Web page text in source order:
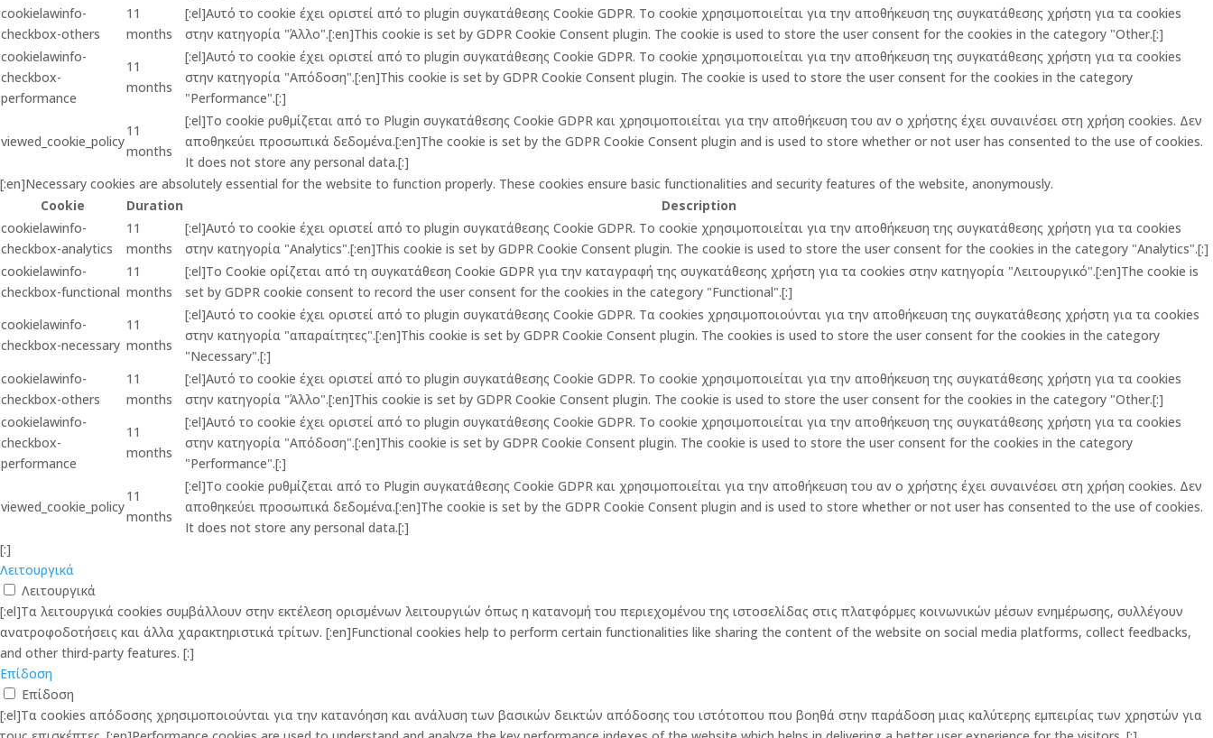
cookielawinfo-
checkbox-others
11
months
[:el]Αυτό το cookie έχει οριστεί από το plugin συγκατάθεσης Cookie GDPR. Το cookie χρησιμοποιείται για την αποθήκευση της συγκατάθεσης χρήστη για τα cookies
στην κατηγορία "Άλλο".[:en]This cookie is set by GDPR Cookie Consent plugin. The cookie is used to store the user consent for the cookies in the category "Other.[:]
cookielawinfo-
checkbox-
performance
11
months
[:el]Αυτό το cookie έχει οριστεί από το plugin συγκατάθεσης Cookie GDPR. Το cookie χρησιμοποιείται για την αποθήκευση της συγκατάθεσης χρήστη για τα cookies
στην κατηγορία "Απόδοση".[:en]This cookie is set by GDPR Cookie Consent plugin. The cookie is used to store the user consent for the cookies in the category
"Performance".[:]
viewed_cookie_policy
11
months
[:el]Το cookie ρυθμίζεται από το Plugin συγκατάθεσης Cookie GDPR και χρησιμοποιείται για την αποθήκευση του αν ο χρήστης έχει συναινέσει στη χρήση cookies. Δεν
αποθηκεύει προσωπικά δεδομένα.[:en]The cookie is set by the GDPR Cookie Consent plugin and is used to store whether or not user has consented to the use of cookies.
It does not store any personal data.[:]
[:en]Necessary cookies are absolutely essential for the website to function properly. These cookies ensure basic functionalities and security features of the website, anonymously.
Cookie
Duration
Description
cookielawinfo-
checkbox-analytics
11
months
[:el]Αυτό το cookie έχει οριστεί από το plugin συγκατάθεσης Cookie GDPR. Το cookie χρησιμοποιείται για την αποθήκευση της συγκατάθεσης χρήστη για τα cookies
στην κατηγορία "Analytics".[:en]This cookie is set by GDPR Cookie Consent plugin. The cookie is used to store the user consent for the cookies in the category "Analytics".[:]
cookielawinfo-
checkbox-functional
11
months
[:el]Το Cookie ορίζεται από τη συγκατάθεση Cookie GDPR για την καταγραφή της συγκατάθεσης χρήστη για τα cookies στην κατηγορία "Λειτουργικό".[:en]The cookie is
set by GDPR cookie consent to record the user consent for the cookies in the category "Functional".[:]
cookielawinfo-
checkbox-necessary
11
months
[:el]Αυτό το cookie έχει οριστεί από το plugin συγκατάθεσης Cookie GDPR. Τα cookies χρησιμοποιούνται για την αποθήκευση της συγκατάθεσης χρήστη για τα cookies
στην κατηγορία "απαραίτητες".[:en]This cookie is set by GDPR Cookie Consent plugin. The cookies is used to store the user consent for the cookies in the category
"Necessary".[:]
cookielawinfo-
checkbox-others
11
months
[:el]Αυτό το cookie έχει οριστεί από το plugin συγκατάθεσης Cookie GDPR. Το cookie χρησιμοποιείται για την αποθήκευση της συγκατάθεσης χρήστη για τα cookies
στην κατηγορία "Άλλο".[:en]This cookie is set by GDPR Cookie Consent plugin. The cookie is used to store the user consent for the cookies in the category "Other.[:]
cookielawinfo-
checkbox-
performance
11
months
[:el]Αυτό το cookie έχει οριστεί από το plugin συγκατάθεσης Cookie GDPR. Το cookie χρησιμοποιείται για την αποθήκευση της συγκατάθεσης χρήστη για τα cookies
στην κατηγορία "Απόδοση".[:en]This cookie is set by GDPR Cookie Consent plugin. The cookie is used to store the user consent for the cookies in the category
"Performance".[:]
viewed_cookie_policy
11
months
[:el]Το cookie ρυθμίζεται από το Plugin συγκατάθεσης Cookie GDPR και χρησιμοποιείται για την αποθήκευση του αν ο χρήστης έχει συναινέσει στη χρήση cookies. Δεν
αποθηκεύει προσωπικά δεδομένα.[:en]The cookie is set by the GDPR Cookie Consent plugin and is used to store whether or not user has consented to the use of cookies.
It does not store any personal data.[:]
[:]
Λειτουργικά
Λειτουργικά
[:el]Τα λειτουργικά cookies συμβάλλουν στην εκτέλεση ορισμένων λειτουργιών όπως η κατανομή του περιεχομένου της ιστοσελίδας στις πλατφόρμες κοινωνικών μέσων ενημέρωσης, συλλέγουν
ανατροφοδοτήσεις και άλλα χαρακτηριστικά τρίτων. [:en]Functional cookies help to perform certain functionalities like sharing the content of the website on social media platforms, collect feedbacks,
and other third-party features. [:]
Επίδοση
Επίδοση
[:el]Τα cookies απόδοσης χρησιμοποιούνται για την κατανόηση και ανάλυση των βασικών δεικτών απόδοσης του ιστότοπου που βοηθά στην παράδοση μιας καλύτερης εμπειρίας των χρηστών για